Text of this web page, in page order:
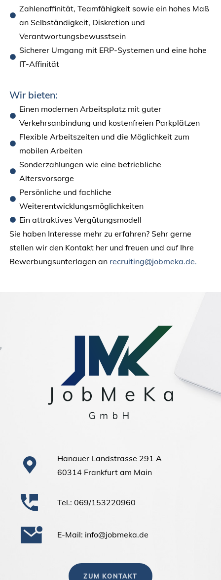
Zahlenaffinität, Teamfähigkeit sowie ein hohes Maß
an Selbständigkeit, Diskretion und
Verantwortungsbewusstsein
Sicherer Umgang mit ERP-Systemen und eine hohe
IT-Affinität
Wir bieten:
Einen modernen Arbeitsplatz mit guter
Verkehrsanbindung und kostenfreien Parkplätzen
Flexible Arbeitszeiten und die Möglichkeit zum
mobilen Arbeiten
Sonderzahlungen wie eine betriebliche
Altersvorsorge
Persönliche und fachliche
Weiterentwicklungsmöglichkeiten
Ein attraktives Vergütungsmodell
Sie haben Interesse mehr zu erfahren? Sehr gerne
stellen wir den Kontakt her und freuen und auf Ihre
Bewerbungsunterlagen an recruiting@jobmeka.de.
Hanauer Landstrasse 291 A
60314 Frankfurt am Main
Tel.: 069/153220960
E-Mail: info@jobmeka.de
ZUM KONTAKT